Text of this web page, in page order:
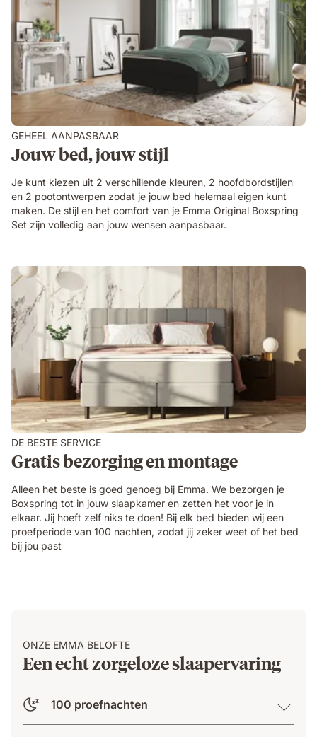
GEHEEL AANPASBAAR
Jouw bed, jouw stijl
Je kunt kiezen uit 2 verschillende kleuren, 2 hoofdbordstijlen
en 2 pootontwerpen zodat je jouw bed helemaal eigen kunt
maken. De stijl en het comfort van je Emma Original Boxspring
Set zijn volledig aan jouw wensen aanpasbaar.
DE BESTE SERVICE
Gratis bezorging en montage
Alleen het beste is goed genoeg bij Emma. We bezorgen je
Boxspring tot in jouw slaapkamer en zetten het voor je in
elkaar. Jij hoeft zelf niks te doen! Bij elk bed bieden wij een
proefperiode van 100 nachten, zodat jij zeker weet of het bed
bij jou past
ONZE EMMA BELOFTE
Een echt zorgeloze slaapervaring
100 proefnachten